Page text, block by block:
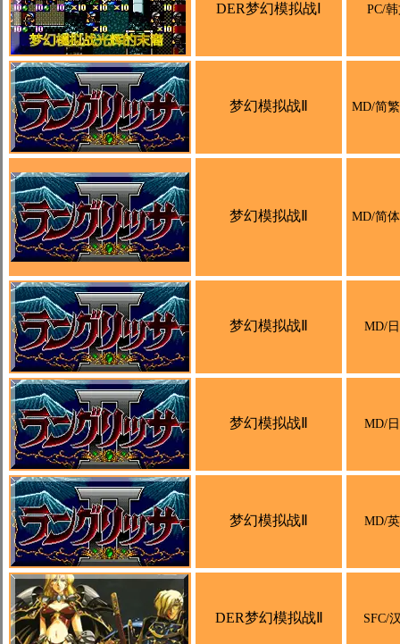
DER梦幻模拟战Ⅰ PC/
梦幻模拟战Ⅱ MD/简
梦幻模拟战Ⅱ MD/简
梦幻模拟战Ⅱ MD/
梦幻模拟战Ⅱ MD/
梦幻模拟战Ⅱ MD/
DER梦幻模拟战Ⅱ SFC/